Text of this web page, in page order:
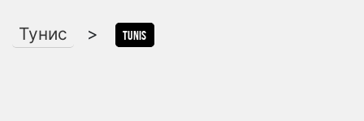
Тунис > Tunis